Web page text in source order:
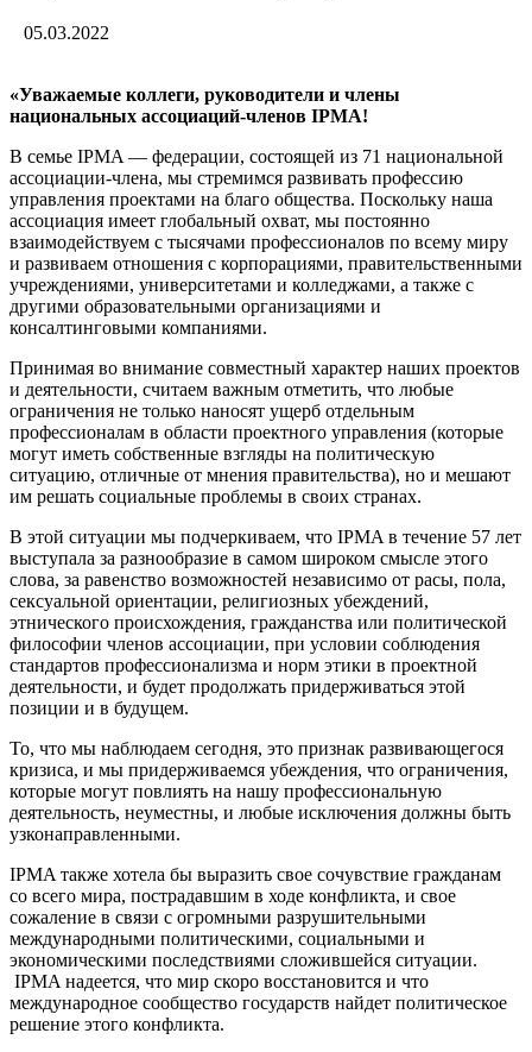
05.03.2022
«Уважаемые коллеги, руководители и члены
национальных ассоциаций-членов IPMА!
В семье IPMA — федерации, состоящей из 71 национальной
ассоциации-члена, мы стремимся развивать профессию
управления проектами на благо общества. Поскольку наша
ассоциация имеет глобальный охват, мы постоянно
взаимодействуем с тысячами профессионалов по всему миру
и развиваем отношения с корпорациями, правительственными
учреждениями, университетами и колледжами, а также с
другими образовательными организациями и
консалтинговыми компаниями.
Принимая во внимание совместный характер наших проектов
и деятельности, считаем важным отметить, что любые
ограничения не только наносят ущерб отдельным
профессионалам в области проектного управления (которые
могут иметь собственные взгляды на политическую
ситуацию, отличные от мнения правительства), но и мешают
им решать социальные проблемы в своих странах.
В этой ситуации мы подчеркиваем, что IPMA в течение 57 лет
выступала за разнообразие в самом широком смысле этого
слова, за равенство возможностей независимо от расы, пола,
сексуальной ориентации, религиозных убеждений,
этнического происхождения, гражданства или политической
философии членов ассоциации, при условии соблюдения
стандартов профессионализма и норм этики в проектной
деятельности, и будет продолжать придерживаться этой
позиции и в будущем.
То, что мы наблюдаем сегодня, это признак развивающегося
кризиса, и мы придерживаемся убеждения, что ограничения,
которые могут повлиять на нашу профессиональную
деятельность, неуместны, и любые исключения должны быть
узконаправленными.
IPMA также хотела бы выразить свое сочувствие гражданам
со всего мира, пострадавшим в ходе конфликта, и свое
сожаление в связи с огромными разрушительными
международными политическими, социальными и
экономическими последствиями сложившейся ситуации.
IPMA надеется, что мир скоро восстановится и что
международное сообщество государств найдет политическое
решение этого конфликта.